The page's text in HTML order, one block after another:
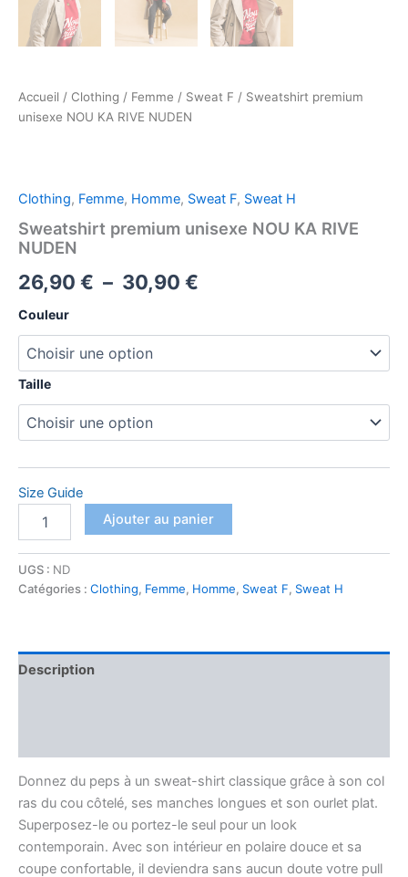
Accueil / Clothing / Femme / Sweat F / Sweatshirt premium
unisexe NOU KA RIVE NUDEN
Clothing, Femme, Homme, Sweat F, Sweat H
Sweatshirt premium unisexe NOU KA RIVE
NUDEN
26,90 € – 30,90 €
26,90 €
à
30,90 €
Couleur
Taille
Size Guide
premium
unisexe
NUDEN
Ajouter au panier
UGS : ND
Catégories : Clothing, Femme, Homme, Sweat F, Sweat H
Description
Donnez du peps à un sweat-shirt classique grâce à son col
ras du cou côtelé, ses manches longues et son ourlet plat.
Superposez-le ou portez-le seul pour un look
contemporain. Avec son intérieur en polaire douce et sa
coupe confortable, il deviendra sans aucun doute votre pull